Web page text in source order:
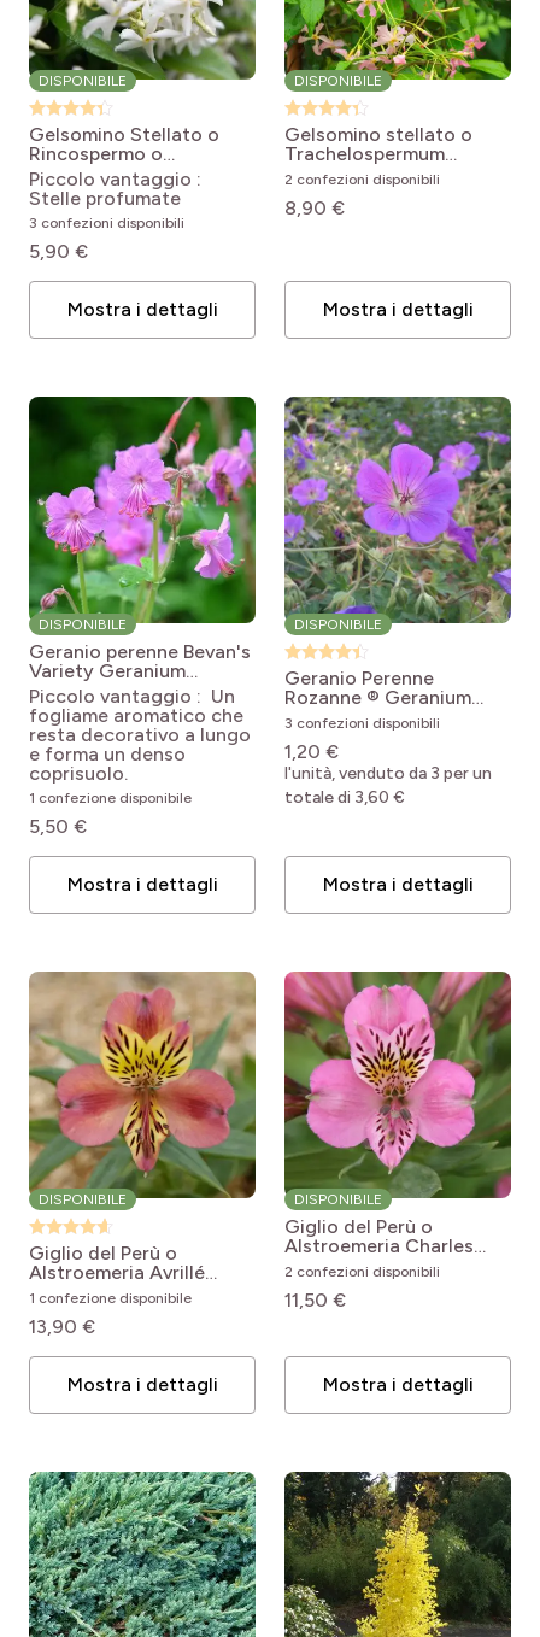
DISPONIBILE
Gelsomino Stellato o
Rincospermo o
Trachelospermum
jasminoides
Trachelospermum
jasminoides
Piccolo vantaggio :
Stelle profumate
3 confezioni disponibili
5,90 €
Mostra i dettagli
DISPONIBILE
Gelsomino stellato o
Trachelospermum
asiaticum PINK
SHOWERS ®
Trachelospermum
2 confezioni disponibili
8,90 €
Mostra i dettagli
DISPONIBILE
Geranio perenne Bevan's
Variety Geranium
macrorrhizum Bevan's
Variety
Piccolo vantaggio : Un
fogliame aromatico che
resta decorativo a lungo
e forma un denso
coprisuolo.
1 confezione disponibile
5,50 €
Mostra i dettagli
DISPONIBILE
Geranio Perenne
Rozanne ® Geranium
'Gerwat' Rozanne
3 confezioni disponibili
1,20 €
l'unità, venduto da 3 per un
totale di 3,60 €
Mostra i dettagli
DISPONIBILE
Giglio del Perù o
Alstroemeria Avrillé
Alstroemeria Majestic
Avrillé
1 confezione disponibile
13,90 €
Mostra i dettagli
DISPONIBILE
Giglio del Perù o
Alstroemeria Charles
Alstroemeria Duc
d'Anjou Charles
2 confezioni disponibili
11,50 €
Mostra i dettagli